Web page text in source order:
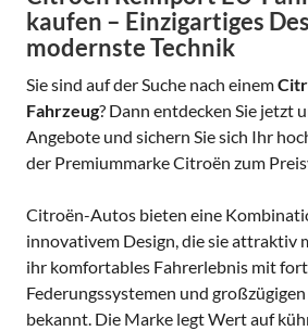
kaufen – Einzigartiges
modernste Technik
Sie sind auf der Suche nach einem
Fahrzeug? Dann entdecken Sie jetzt
Angebote und sichern Sie sich Ihr
der Premiummarke Citroën zum
Citroën-Autos bieten eine
innovativem Design, die sie attraktiv
ihr komfortables Fahrerlebnis mit
Federungssystemen und
bekannt. Die Marke legt Wert auf